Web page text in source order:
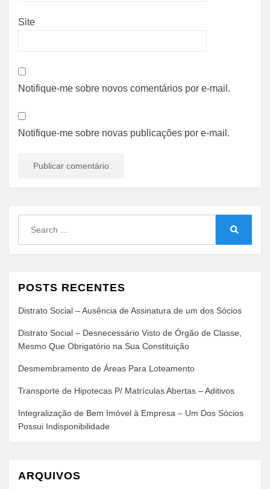
Site
Notifique-me sobre novos comentários por e-mail.
Notifique-me sobre novas publicações por e-mail.
POSTS RECENTES
Distrato Social – Ausência de Assinatura de um dos Sócios
Distrato Social – Desnecessário Visto de Órgão de Classe,
Mesmo Que Obrigatório na Sua Constituição
Desmembramento de Áreas Para Loteamento
Transporte de Hipotecas P/ Matrículas Abertas – Aditivos
Integralização de Bem Imóvel à Empresa – Um Dos Sócios
Possui Indisponibilidade
ARQUIVOS